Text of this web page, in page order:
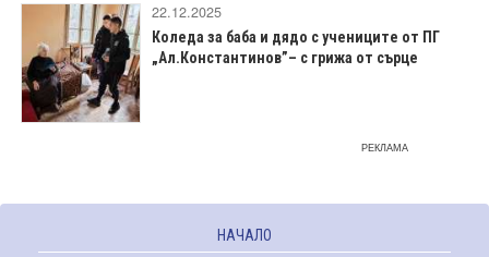
22.12.2025
Коледа за баба и дядо с учениците от ПГ
„Ал.Константинов”– с грижа от сърце
РЕКЛАМА
НАЧАЛО